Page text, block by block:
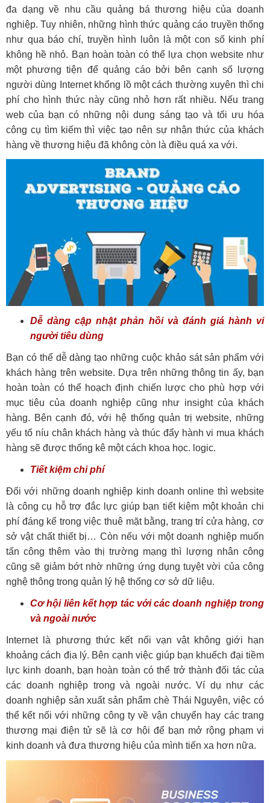
đa dạng về nhu cầu quảng bá thương hiệu của doanh
nghiệp. Tuy nhiên, những hình thức quảng cáo truyền thống
như qua báo chí, truyền hình luôn là một con số kinh phí
không hề nhỏ. Bạn hoàn toàn có thể lựa chọn website như
một phương tiện để quảng cáo bởi bên cạnh số lượng
người dùng Internet khổng lồ một cách thường xuyên thì chi
phí cho hình thức này cũng nhỏ hơn rất nhiều. Nếu trang
web của bạn có những nội dung sáng tạo và tối ưu hóa
công cụ tìm kiếm thì việc tạo nên sự nhận thức của khách
hàng về thương hiệu đã không còn là điều quá xa với.
Dễ dàng cập nhật phản hồi và đánh giá hành vi
người tiêu dùng
Bạn có thể dễ dàng tạo những cuộc khảo sát sản phẩm với
khách hàng trên website. Dựa trên những thông tin ấy, bạn
hoàn toàn có thể hoạch định chiến lược cho phù hợp với
mục tiêu của doanh nghiệp cũng như insight của khách
hàng. Bên cạnh đó, với hệ thống quản trị website, những
yếu tố níu chân khách hàng và thúc đẩy hành vi mua khách
hàng sẽ được thống kê một cách khoa học. logic.
Tiết kiệm chi phí
Đối với những doanh nghiệp kinh doanh online thì website
là công cụ hỗ trợ đắc lực giúp bạn tiết kiệm một khoản chi
phí đáng kể trong việc thuê mặt bằng, trang trí cửa hàng, cơ
sở vật chất thiết bị… Còn nếu với một doanh nghiệp muốn
tấn công thêm vào thị trường mạng thì lượng nhân công
cũng sẽ giảm bớt nhờ những ứng dụng tuyệt vời của công
nghệ thông trong quản lý hệ thống cơ sở dữ liệu.
Cơ hội liên kết hợp tác với các doanh nghiệp trong
và ngoài nước
Internet là phương thức kết nối vạn vật không giới hạn
khoảng cách địa lý. Bên cạnh việc giúp bạn khuếch đại tiềm
lực kinh doanh, bạn hoàn toàn có thể trở thành đối tác của
các doanh nghiệp trong và ngoài nước. Ví dụ như các
doanh nghiệp sản xuất sản phẩm chè Thái Nguyên, việc có
thể kết nối với những công ty về vận chuyển hay các trang
thương mại điện tử sẽ là cơ hội để bạn mở rộng phạm vi
kinh doanh và đưa thương hiệu của mình tiến xa hơn nữa.